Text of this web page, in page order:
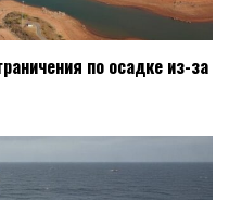
по осадке из-за